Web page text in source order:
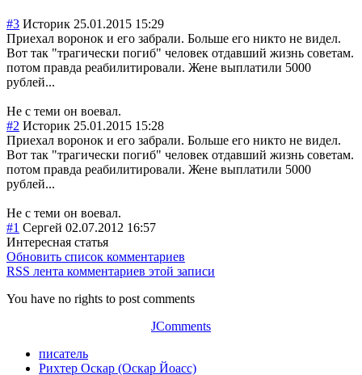
#3 Историк 25.01.2015 15:29
Приехал воронок и его забрали. Больше его никто не видел.
Вот так "трагически погиб" человек отдавший жизнь советам.
потом правда реабилитировали. Жене выплатили 5000
рублей...
Не с теми он воевал.
#2 Историк 25.01.2015 15:28
Приехал воронок и его забрали. Больше его никто не видел.
Вот так "трагически погиб" человек отдавший жизнь советам.
потом правда реабилитировали. Жене выплатили 5000
рублей...
Не с теми он воевал.
#1 Сергей 02.07.2012 16:57
Интересная статья
Обновить список комментариев
RSS лента комментариев этой записи
You have no rights to post comments
JComments
писатель
Рихтер Оскар (Оскар Йоасс)